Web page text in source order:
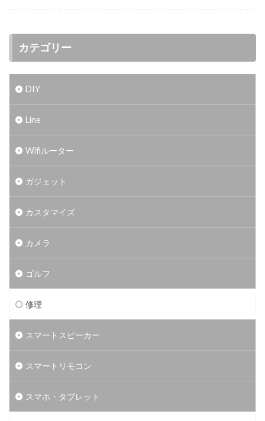
カテゴリー
DIY
Line
Wifiルーター
ガジェット
カスタマイズ
カメラ
ゴルフ
修理
スマートスピーカー
スマートリモコン
スマホ・タブレット